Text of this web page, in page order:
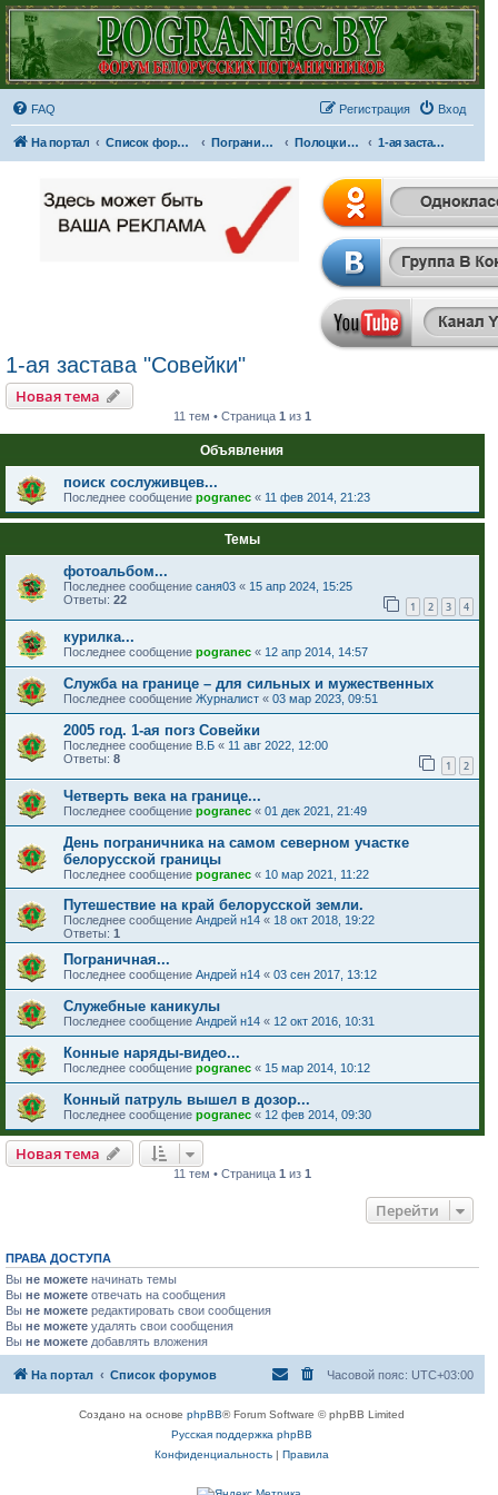
FAQ Вход
Регистрация
На портал Список форумов Пограничные отряды и части Полоцкий пограничный отряд 1-ая застава "Совейки"
1-ая застава "Совейки"
Новая тема
11 тем • Страница 1из 1
Объявления
поиск сослуживцев...
Последнее сообщение pogranec « 11 фев 2014, 21:23
Темы
фотоальбом...
Последнее сообщение саня03 « 15 апр 2024, 15:25
Ответы: 22 1 2 3 4
курилка...
Последнее сообщение pogranec « 12 апр 2014, 14:57
Служба на границе – для сильных и мужественных
Последнее сообщение Журналист « 03 мар 2023, 09:51
2005 год. 1-ая погз Совейки
Последнее сообщение В.Б « 11 авг 2022, 12:00
Ответы: 8 1 2
Четверть века на границе...
Последнее сообщение pogranec « 01 дек 2021, 21:49
День пограничника на самом северном участке
белорусской границы
Последнее сообщение pogranec « 10 мар 2021, 11:22
Путешествие на край белорусской земли.
Последнее сообщение Андрей н14 « 18 окт 2018, 19:22
Ответы: 1
Пограничная...
Последнее сообщение Андрей н14 « 03 сен 2017, 13:12
Служебные каникулы
Последнее сообщение Андрей н14 « 12 окт 2016, 10:31
Конные наряды-видео...
Последнее сообщение pogranec « 15 мар 2014, 10:12
Конный патруль вышел в дозор...
Последнее сообщение pogranec « 12 фев 2014, 09:30
Новая тема
11 тем • Страница 1 из 1
Перейти
ПРАВА ДОСТУПА
Вы не можете начинать темы
Вы не можете отвечать на сообщения
Вы не можете редактировать свои сообщения
Вы не можете удалять свои сообщения
Вы не можете добавлять вложения
На портал Список форумов Часовой пояс: UTC+03:00
Создано на основеphpBB® Forum Software © phpBB Limited
Русская поддержка phpBB
Конфиденциальность |Правила